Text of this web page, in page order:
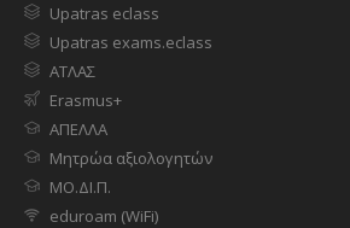
Upatras eclass
Upatras exams.eclass
ΑΤΛΑΣ
Erasmus+
ΑΠΕΛΛΑ
Μητρώα αξιολογητών
ΜΟ.ΔΙ.Π.
eduroam (WiFi)